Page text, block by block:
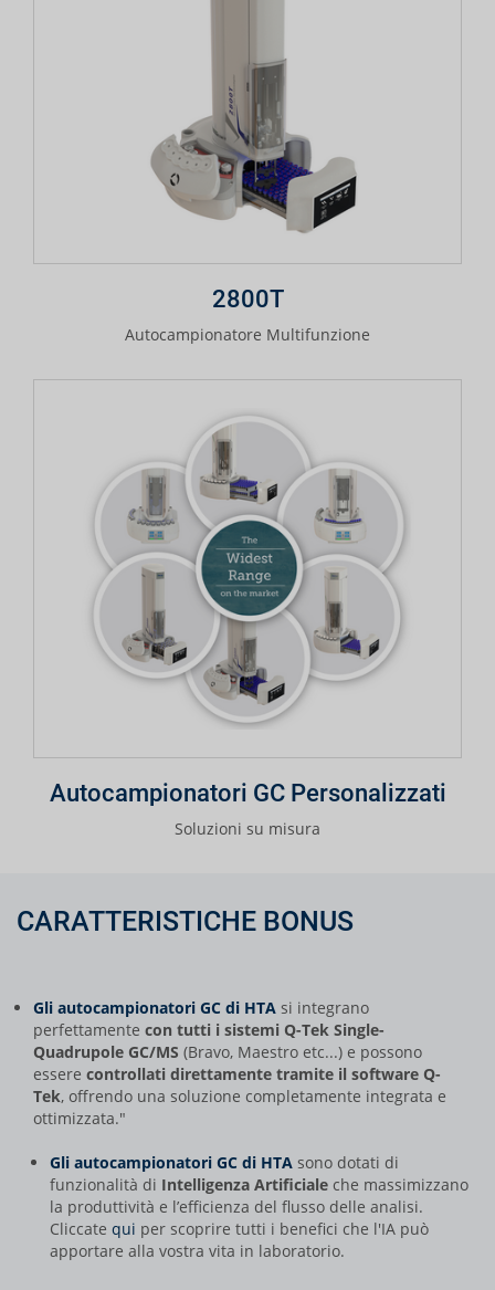
2800T
Autocampionatore Multifunzione
Autocampionatori GC Personalizzati
Soluzioni su misura
CARATTERISTICHE BONUS
Gli autocampionatori GC di HTA si integrano
perfettamente con tutti i sistemi Q-Tek Single-
Quadrupole GC/MS (Bravo, Maestro etc...) e possono
essere controllati direttamente tramite il software Q-
Tek, offrendo una soluzione completamente integrata e
ottimizzata."
Gli autocampionatori GC di HTA sono dotati di
funzionalità di Intelligenza Artificiale che massimizzano
la produttività e l’efficienza del flusso delle analisi.
Cliccate qui per scoprire tutti i benefici che l'IA può
apportare alla vostra vita in laboratorio.